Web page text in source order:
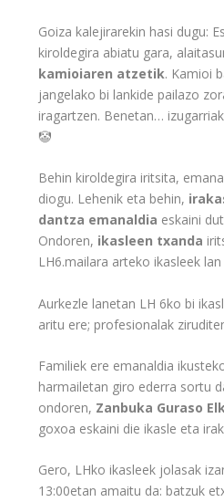
Goiza kalejirarekin hasi dugu:
kiroldegira abiatu gara,
kamioiaren atzetik. Kamioi
jangelako bi lankide pailazo
iragartzen. Benetan…
🤡
Behin kiroldegira iritsita,
diogu. Lehenik eta behin,
dantza emanaldia eskaini
Ondoren, ikasleen txanda
LH6.mailara arteko ikasleek
Aurkezle lanetan LH 6ko bi
aritu ere; profesionalak
Familiek ere emanaldia
harmailetan giro ederra sortu
ondoren, Zanbuka Guraso
goxoa eskaini die ikasle eta
Gero, LHko ikasleek jolasak
13:00etan amaitu da: batzuk